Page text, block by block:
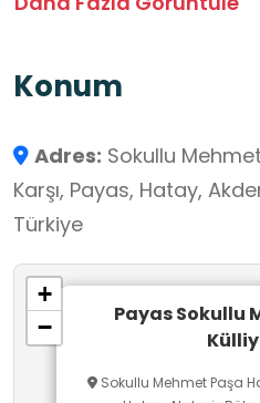
mektebi" ve "kale"ye
"çifte hamam’’ ise
tamamlamaktadır.
Konum
Adres: Sokullu
Karşı, Payas, Hatay,
Türkiye
Payas Sokullu
Sokullu Mehmet Paşa
+
−